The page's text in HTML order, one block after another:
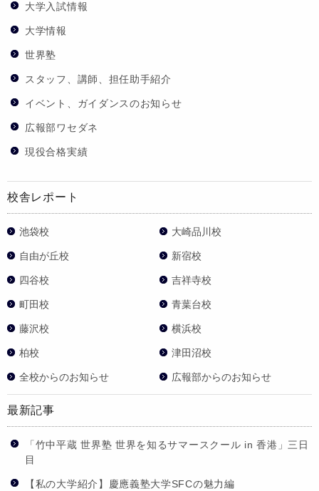
大学入試情報
大学情報
世界塾
スタッフ、講師、担任助手紹介
イベント、ガイダンスのお知らせ
広報部ワセダネ
現役合格実績
校舎レポート
池袋校 大崎品川校
自由が丘校 新宿校
四谷校 吉祥寺校
町田校 青葉台校
藤沢校 横浜校
柏校 津田沼校
全校からのお知らせ 広報部からのお知らせ
最新記事
「竹中平蔵 世界塾 世界を知るサマースクール in 香港」三日
目
【私の大学紹介】慶應義塾大学SFCの魅力編